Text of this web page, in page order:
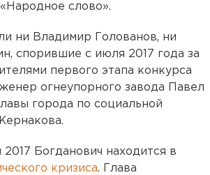
слово».
ни Владимир Голованов, ни
спорившие с июля 2017 года за
первого этапа конкурса
огнеупорного завода Павел
города по социальной
Богданович находится в
кризиса. Глава